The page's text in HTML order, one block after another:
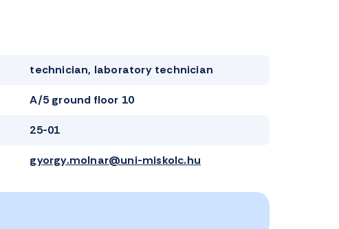
technician, laboratory technician
A/5 ground floor 10
25-01
gyorgy.molnar@uni-miskolc.hu